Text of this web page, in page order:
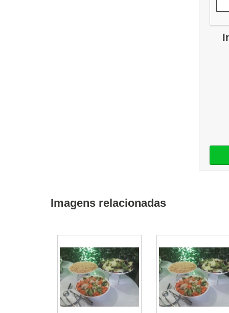
Imagens relacionadas